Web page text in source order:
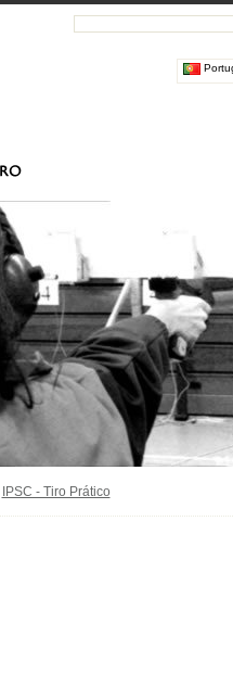
IPSC - Tiro Prático